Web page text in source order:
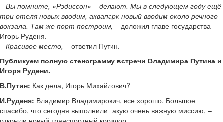
– Вы помните, «Рэдиссон» – делают. Мы в следующем году ещё
три отеля новых вводим, аквапарк новый вводим около речного
вокзала. Там же порт построим, – доложил главе государства
Игорь Руденя.
– Красивое место, – ответил Путин.
Публикуем полную стенограмму встречи Владимира Путина и
Игоря Рудени.
В.Путин: Как дела, Игорь Михайлович?
И.Руденя: Владимир Владимирович, все хорошо. Большое
спасибо, что сегодня выполнили такую очень важную миссию, –
открыли новый транспортный коридор.